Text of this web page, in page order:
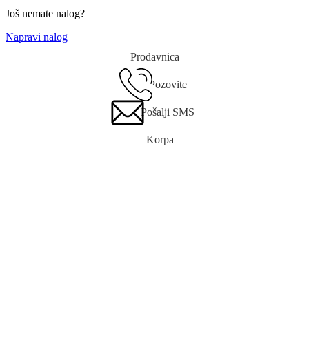
Još nemate nalog?
Napravi nalog
Prodavnica
Pozovite
Pošalji SMS
Korpa